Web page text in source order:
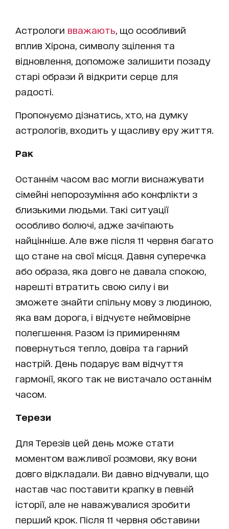
Астрологи вважають , що особливий
вплив Хірона, символу зцілення та
відновлення, допоможе залишити позаду
старі образи й відкрити серце для
радості.
Пропонуємо дізнатись, хто, на думку
астрологів, входить у щасливу еру життя.
Рак
Останнім часом вас могли виснажувати
сімейні непорозуміння або конфлікти з
близькими людьми. Такі ситуації
особливо болючі, адже зачіпають
найцінніше. Але вже після 11 червня багато
що стане на свої місця. Давня суперечка
або образа, яка довго не давала спокою,
нарешті втратить свою силу і ви
зможете знайти спільну мову з людиною,
яка вам дорога, і відчуєте неймовірне
полегшення. Разом із примиренням
повернуться тепло, довіра та гарний
настрій. День подарує вам відчуття
гармонії, якого так не вистачало останнім
часом.
Терези
Для Терезів цей день може стати
моментом важливої розмови, яку вони
довго відкладали. Ви давно відчували, що
настав час поставити крапку в певній
історії, але не наважувалися зробити
перший крок. Після 11 червня обставини